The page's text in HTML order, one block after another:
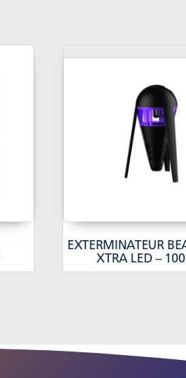
EXTERMINATEUR
XTRA LED –